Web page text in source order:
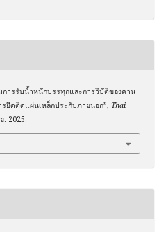
ารรับน้ำหนักบรรทุกและการวิบัติของคาน
ยึดติดแผ่นเหล็กประกับภายนอก”, Thai
. 2025.